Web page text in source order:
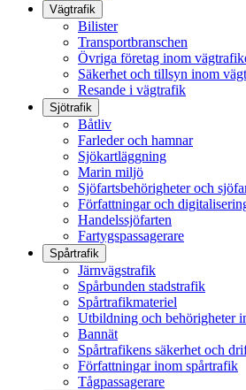
Vägtrafik
Bilister
Transportbranschen
Övriga företag inom
Säkerhet och tillsyn inom
Resande i vägtrafik
Sjötrafik
Båtliv
Farleder och hamnar
Sjökartläggning
Marin miljö
Sjöfartsbehörigheter och
Författningar och
Handelssjöfarten
Fartygspassagerare
Spårtrafik
Järnvägstrafik
Spårbunden stadstrafik
Spårtrafikmateriel
Utbildning och behörigheter
Bannät
Spårtrafikens säkerhet och
Författningar inom spårtrafik
Tågpassagerare